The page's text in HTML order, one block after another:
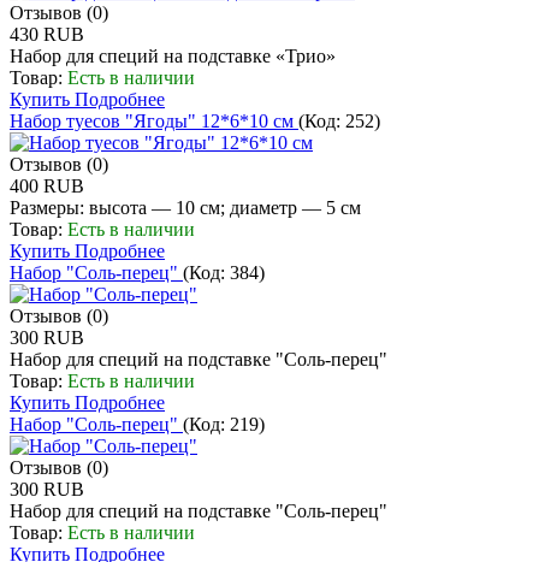
Отзывов (0)
430 RUB
Набор для специй на подставке «Трио»
Товар: Есть в наличии
Купить Подробнее
Набор туесов "Ягоды" 12*6*10 см (Код: 252)
Отзывов (0)
400 RUB
Размеры: высота — 10 см; диаметр — 5 см
Товар: Есть в наличии
Купить Подробнее
Набор "Соль-перец" (Код: 384)
Отзывов (0)
300 RUB
Набор для специй на подставке "Соль-перец"
Товар: Есть в наличии
Купить Подробнее
Набор "Соль-перец" (Код: 219)
Отзывов (0)
300 RUB
Набор для специй на подставке "Соль-перец"
Товар: Есть в наличии
Купить Подробнее